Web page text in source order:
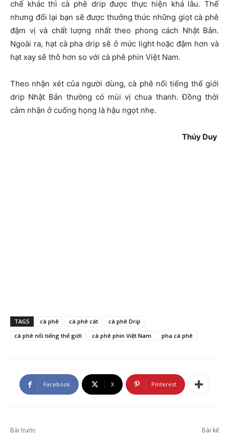
chế khác thì cà phê drip được thực hiện khá lâu. Thế
nhưng đổi lại bạn sẽ được thưởng thức những giọt cà phê
đậm vị và chất lượng nhất theo phong cách Nhật Bản.
Ngoài ra, hạt cà pha drip sẽ ở mức light hoặc đậm hơn và
hạt xay sẽ thô hơn so với cà phê phin Việt Nam.
Theo nhận xét của người dùng, cà phê nổi tiếng thế giới
drip Nhật Bản thường có mùi vị chua thanh. Đồng thời
cảm nhận ở cuống họng là hậu ngọt nhẹ.
Thúy Duy
TAGS cà phê cà phê cát
cà phê Drip
cà phê nổi tiếng thế giới
cà phê phin Việt Nam pha cà phê
Facebook X Pinterest
Bài trước Bài kế